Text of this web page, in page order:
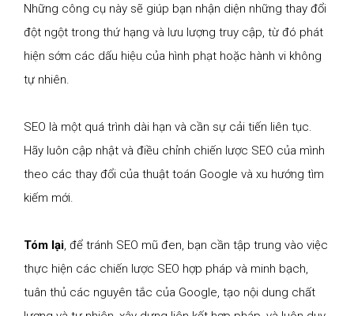
Những công cụ này sẽ giúp bạn nhận diện những thay đổi
đột ngột trong thứ hạng và lưu lượng truy cập, từ đó phát
hiện sớm các dấu hiệu của hình phạt hoặc hành vi không
tự nhiên.
SEO là một quá trình dài hạn và cần sự cải tiến liên tục.
Hãy luôn cập nhật và điều chỉnh chiến lược SEO của mình
theo các thay đổi của thuật toán Google và xu hướng tìm
kiếm mới.
Tóm lại, để tránh SEO mũ đen, bạn cần tập trung vào việc
thực hiện các chiến lược SEO hợp pháp và minh bạch,
tuân thủ các nguyên tắc của Google, tạo nội dung chất